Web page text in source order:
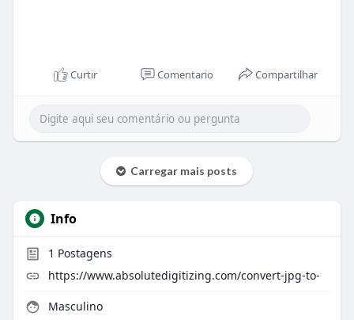
Curtir Comentario Compartilhar
Carregar mais posts
Info
1 Postagens
https://www.absolutedigitizing.com/convert-jpg-to-
Masculino